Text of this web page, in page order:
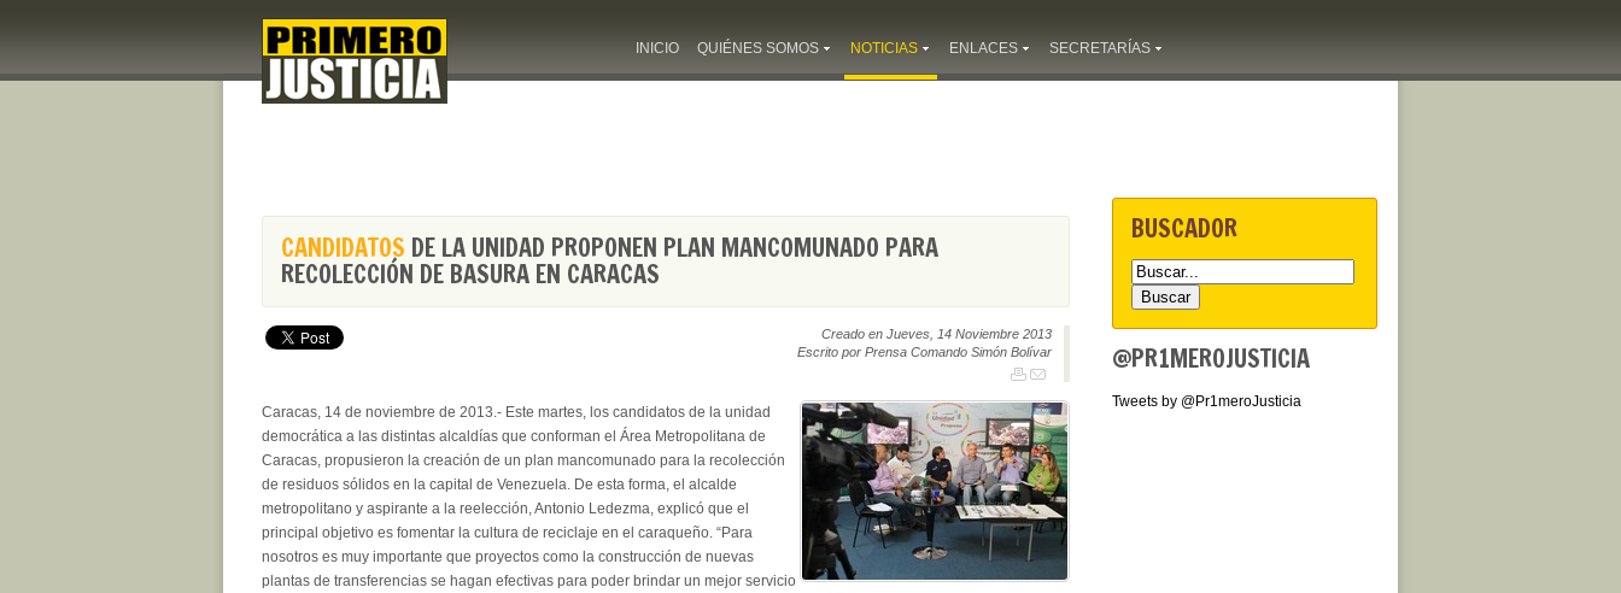
INICIO QUIÉNES SOMOS NOTICIAS ENLACES SECRETARÍAS
CANDIDATOS DE LA UNIDAD PROPONEN PLAN MANCOMUNADO PARA
RECOLECCIÓN DE BASURA EN CARACAS
Creado en Jueves, 14 Noviembre 2013
Escrito por Prensa Comando Simón Bolívar
Caracas, 14 de noviembre de 2013.- Este martes, los candidatos de la unidad
democrática a las distintas alcaldías que conforman el Área Metropolitana de
Caracas, propusieron la creación de un plan mancomunado para la recolección
de residuos sólidos en la capital de Venezuela. De esta forma, el alcalde
metropolitano y aspirante a la reelección, Antonio Ledezma, explicó que el
principal objetivo es fomentar la cultura de reciclaje en el caraqueño. “Para
nosotros es muy importante que proyectos como la construcción de nuevas
plantas de transferencias se hagan efectivas para poder brindar un mejor servicio
BUSCADOR
@PR1MEROJUSTICIA
Tweets by @Pr1meroJusticia